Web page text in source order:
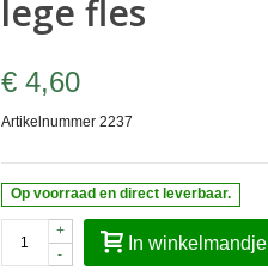
lege fles
€ 4,60
Artikelnummer 2237
Op voorraad en direct leverbaar.
-
+
In winkelmandje